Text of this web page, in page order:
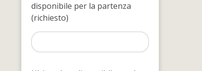
disponibile per la partenza
(richiesto)